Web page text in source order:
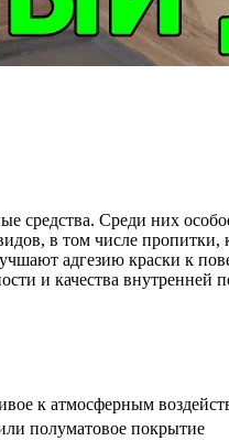
средства. Среди них
в том числе
адгезию краски к
и качества внутренней
к атмосферным
полуматовое покрытие